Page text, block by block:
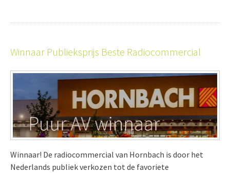
Winnaar Publieksprijs Beste Radiocommercial
Winnaar! De radiocommercial van Hornbach is door het
Nederlands publiek verkozen tot de favoriete